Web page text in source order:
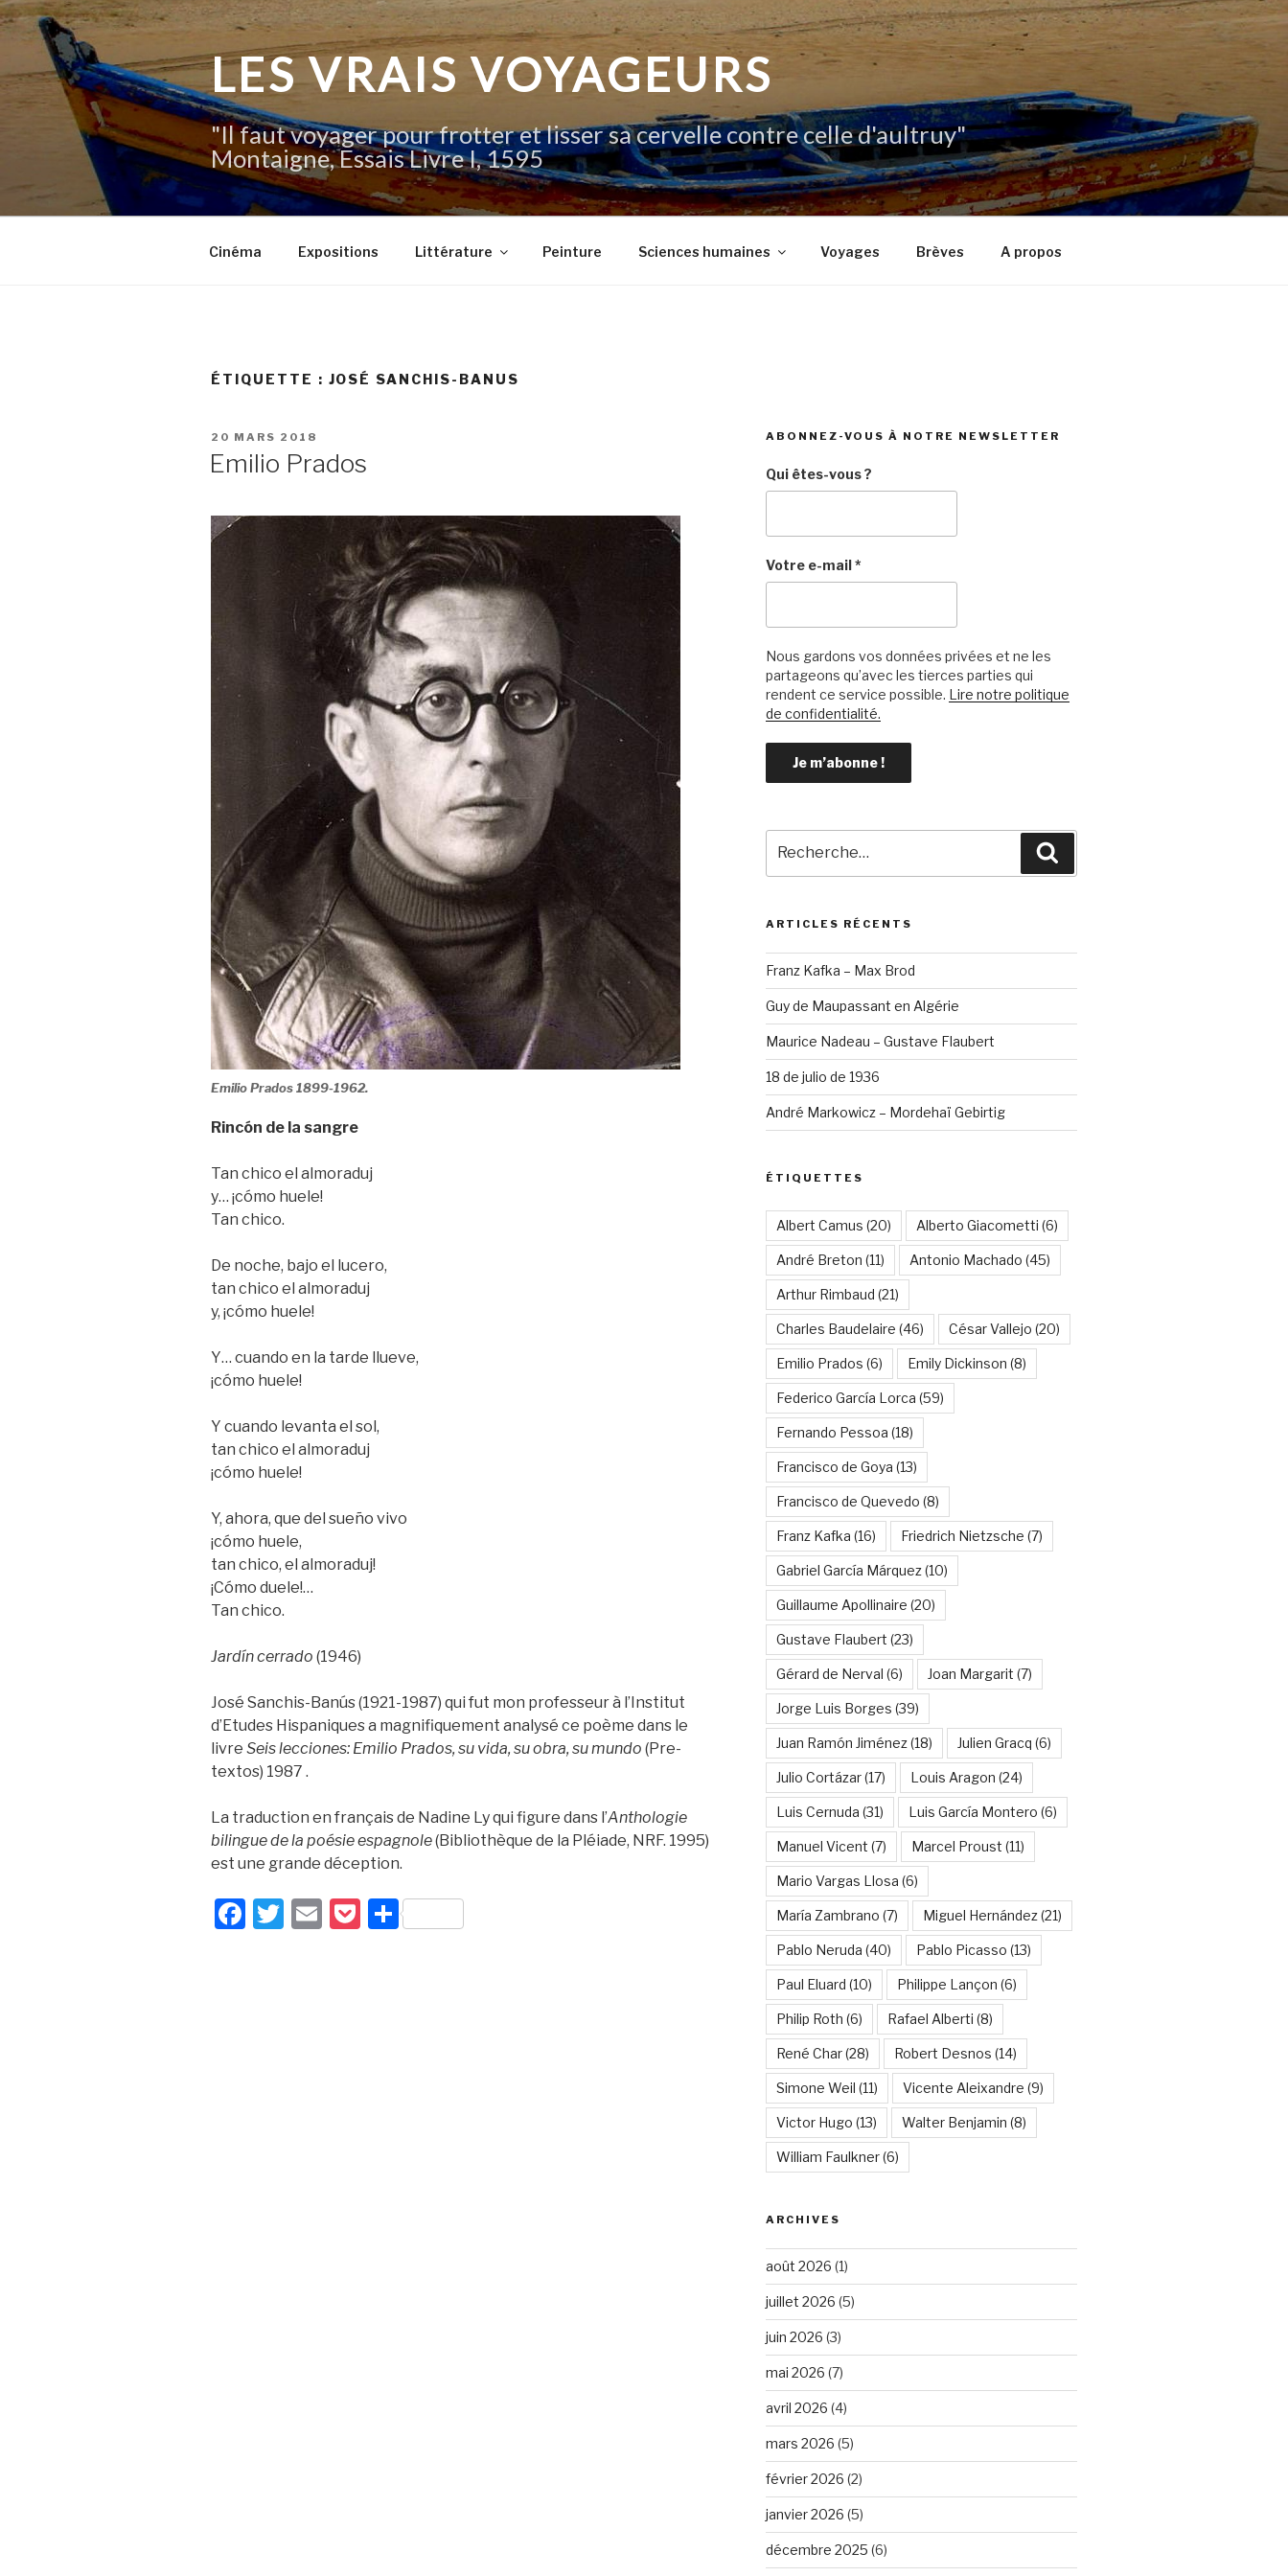
Aller
au
contenu
principal
LES VRAIS VOYAGEURS
"Il faut voyager pour frotter et lisser sa cervelle contre celle d'aultruy"
Montaigne, Essais Livre I, 1595
Cinéma Expositions Littérature Peinture Sciences humaines Voyages Brèves A propos
ÉTIQUETTE : JOSÉ SANCHIS-BANUS
PUBLIÉ
20 MARS 2018
Emilio Prados
Emilio Prados 1899-1962.
Rincón de la sangre
Tan chico el almoraduj
y… ¡cómo huele!
Tan chico.
De noche, bajo el lucero,
tan chico el almoraduj
y, ¡cómo huele!
Y… cuando en la tarde llueve,
¡cómo huele!
Y cuando levanta el sol,
tan chico el almoraduj
¡cómo huele!
Y, ahora, que del sueño vivo
¡cómo huele,
tan chico, el almoraduj!
¡Cómo duele!…
Tan chico.
Jardín cerrado (1946)
José Sanchis-Banús (1921-1987) qui fut mon professeur à l’Institut
d’Etudes Hispaniques a magnifiquement analysé ce poème dans le
livre Seislecciones: Emilio Prados, su vida, su obra, su mundo (Pre-
textos) 1987 .
La traduction en français de Nadine Ly qui figure dans l’Anthologie
bilingue de la poésie espagnole(Bibliothèque de la Pléiade, NRF. 1995)
est une grande déception.
F
T
E
P P
ABONNEZ-VOUS À NOTRE NEWSLETTER
Qui êtes-vous ?
Votre e-mail*
Nous gardons vos données privées et ne les
partageons qu’avec les tierces parties qui
rendent ce service possible. Lire notre politique
de confidentialité.
pour
:
ARTICLES RÉCENTS
Franz Kafka – Max Brod
Guy de Maupassant en Algérie
Maurice Nadeau – Gustave Flaubert
18 de julio de 1936
André Markowicz – Mordehaï Gebirtig
ÉTIQUETTES
Albert Camus (20) Alberto Giacometti (6)
André Breton (11) Antonio Machado (45)
Arthur Rimbaud (21)
Charles Baudelaire (46) César Vallejo (20)
Emilio Prados (6) Emily Dickinson (8)
Federico García Lorca (59)
Fernando Pessoa (18)
Francisco de Goya (13)
Francisco de Quevedo (8)
Franz Kafka (16) Friedrich Nietzsche (7)
Gabriel García Márquez(10)
Guillaume Apollinaire (20)
Gustave Flaubert (23)
Gérard de Nerval (6) Joan Margarit (7)
Jorge Luis Borges (39)
Juan Ramón Jiménez(18) Julien Gracq (6)
Julio Cortázar(17) Louis Aragon (24)
Luis Cernuda (31) Luis García Montero (6)
Manuel Vicent (7) Marcel Proust (11)
Mario Vargas Llosa (6)
María Zambrano (7) Miguel Hernández(21)
Pablo Neruda (40) Pablo Picasso (13)
Paul Eluard (10) Philippe Lançon (6)
Philip Roth (6) Rafael Alberti (8)
René Char(28) Robert Desnos (14)
Simone Weil (11) Vicente Aleixandre (9)
Victor Hugo (13) Walter Benjamin (8)
William Faulkner(6)
ARCHIVES
août 2026 (1)
juillet 2026 (5)
juin 2026 (3)
mai 2026 (7)
avril 2026 (4)
mars 2026 (5)
février 2026 (2)
janvier 2026 (5)
décembre 2025 (6)